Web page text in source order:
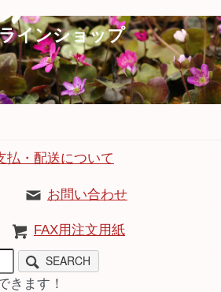
インショップ
払・配送について
お問い合わせ
FAX用注文用紙
SEARCH
きます！